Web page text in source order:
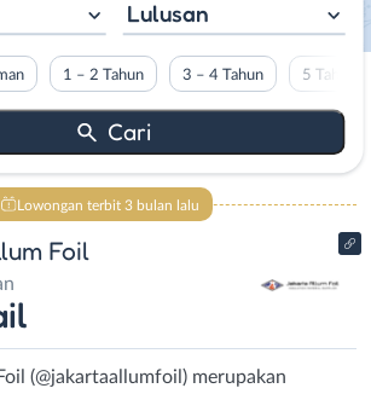
Lulusan
1 – 2 Tahun 3 – 4 Tahun 5 Tahun
Lowongan terbit 3 bulan lalu
Foil
(@jakartaallumfoil) merupakan